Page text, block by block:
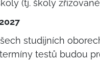
(tj. školy
studijních
testů budou